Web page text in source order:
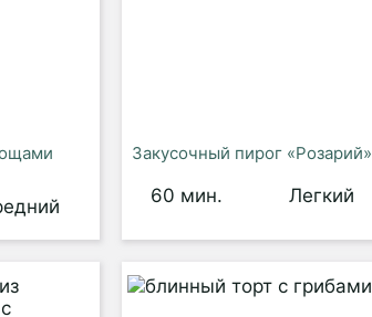
Закусочный пирог «Розарий»
60 мин. Легкий